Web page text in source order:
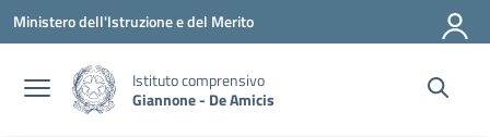
Vai ai contenuti
Vai al menu di navigazione
Vai al footer
Ministero dell'Istruzione e del Merito
Istituto comprensivo
Giannone - De Amicis